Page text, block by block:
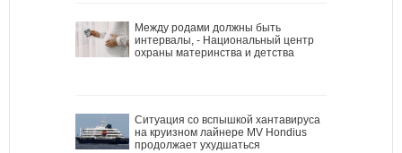
Между родами должны быть
интервалы, - Национальный центр
охраны материнства и детства
Ситуация со вспышкой хантавируса
на круизном лайнере MV Hondius
продолжает ухудшаться